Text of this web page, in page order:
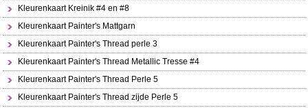
Kleurenkaart Kreinik #4 en #8
Kleurenkaart Painter's Mattgarn
Kleurenkaart Painter's Thread perle 3
Kleurenkaart Painter's Thread Metallic Tresse #4
Kleurenkaart Painter's Thread Perle 5
Kleurenkaart Painter's Thread zijde Perle 5